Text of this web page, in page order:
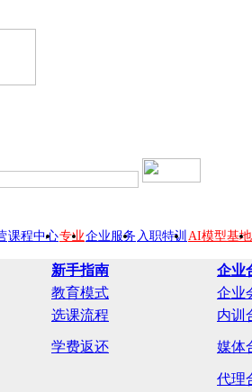
课程中心专业企业服务 入职特训 AI模型基地
新手指南
企业
教育模式
企业
选课流程 内训
学费返还 媒体
代理